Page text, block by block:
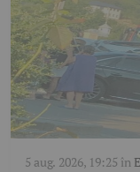
5 aug. 2026, 19:25 în